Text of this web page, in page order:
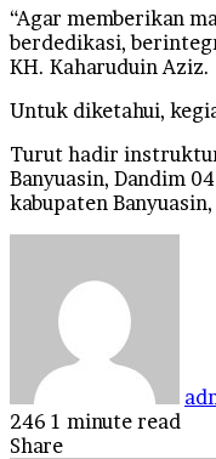
“Agar memberikan
berdedikasi,
KH. Kaharuduin Aziz.
Untuk diketahui,
Turut hadir instruktur
Banyuasin, Dandim
kabupaten
246 1 minute read
Facebook
Twitter
LinkedIn
Tumblr
Pinterest
Reddit
VKontakte
Odnoklassniki
Pocket
Share